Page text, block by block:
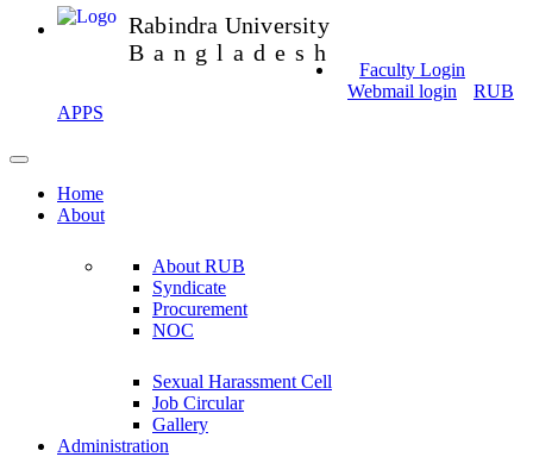
Rabindra University
Bangladesh
Faculty Login
Webmail login
RUB
APPS
Home
About
About RUB
Syndicate
Procurement
NOC
Sexual Harassment Cell
Job Circular
Gallery
Administration